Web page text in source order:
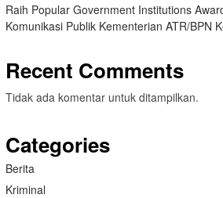
Raih Popular Government Institutions
Komunikasi Publik Kementerian ATR/BPN
Recent Comments
Tidak ada komentar untuk ditampilkan.
Categories
Berita
Kriminal